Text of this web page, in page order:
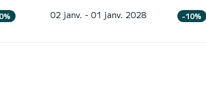
02 janv. - 01 janv. 2028 -10%